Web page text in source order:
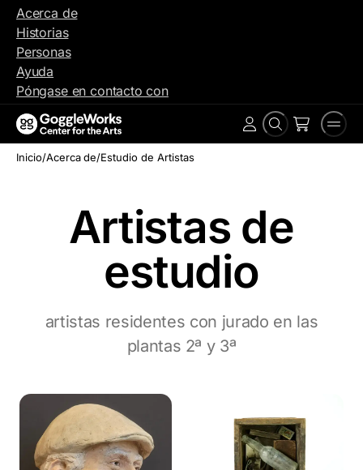
contenido
Acerca de
Historias
Personas
Ayuda
Póngase en contacto con
Buscar
en
Cuenta
Inicio/Acerca de/Estudio de Artistas
Artistas de
estudio
artistas residentes con jurado en las
plantas 2ª y 3ª